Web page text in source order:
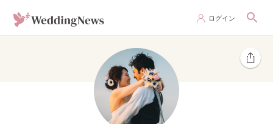
ログイン